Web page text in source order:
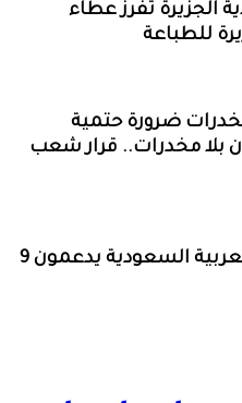
الجزيرة تفرز عطاء
للطباعة
ضرورة حتمية
بلا مخدرات.. قرار شعب
ابناء الحصاحيصا بالمملكة العربية السعودية يدعمون 9